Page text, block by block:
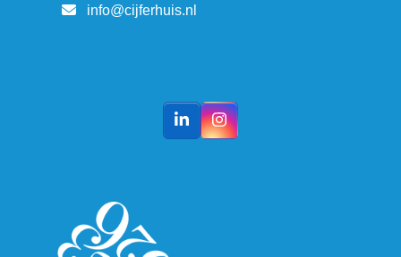
info@cijferhuis.nl
LinkedInInstagram